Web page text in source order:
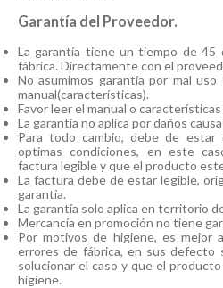
Garantía del Proveedor.
La garantía tiene un tiempo de 45
fábrica. Directamente con el
No asumimos garantía por mal
manual(características).
Favor leer el manual o
La garantía no aplica por daños
Para todo cambio, debe de
optimas condiciones, en este
factura legible y que el producto
La factura debe de estar legible,
garantía.
La garantía solo aplica en territorio
Mercancía en promoción no tiene
Por motivos de higiene, es mejor
errores de fábrica, en sus defecto
solucionar el caso y que el
higiene.